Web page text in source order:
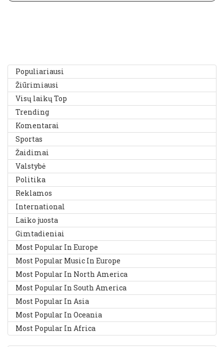
Populiariausi
Žiūrimiausi
Visų laikų Top
Trending
Komentarai
Sportas
Žaidimai
Valstybė
Politika
Reklamos
International
Laiko juosta
Gimtadieniai
Most Popular In Europe
Most Popular Music In Europe
Most Popular In North America
Most Popular In South America
Most Popular In Asia
Most Popular In Oceania
Most Popular In Africa